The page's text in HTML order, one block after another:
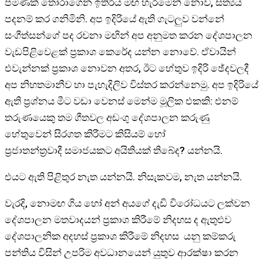
පදනම් කර ගනිමිනි. අප ඉදිරියේ ඇති ගැටලුව වන්නේ
සංගීත්සන්ගේ පද රචනා මඟින් අප අනුමත කරන දේශපාලන
වැඩපිළිවෙළක් ප්‍රකාශ කෙරේද යන්න නොවේ. ඒවායින්
එවැන්නක් ප්‍රකාශ නොවන අතර, ඊට හේතුව ඉදිරි ඡේදවලදී
අප නිහතමානීව හා පැහැදිලිව විස්තර කරන්නෙමු. අප ඉදිරියේ
ඇති ප්‍රශ්නය මීට වඩා වෙනස් මෙන්ම මූලික එකකි: එනම්
තරුණයෙකු තම ගීතවල අඩංගු දේශපාලන කරුණු
හේතුවෙන් සිරගත කිරීමට කිසියම් හෝ
ප්‍රජාතන්ත්‍රවාදී සමාජයකට අයිතියක් තිබේද? යන්නයි.
එයට ඇති පිළිතුර නැත යන්නයි. නිසැකවම, නැත යන්නයි.
වැරදි, නොමඟ ගිය හෝ අන් අයගේ දැඩි විරෝධයට ලක්වන
දේශපාලන මතවාදයන් ප්‍රකාශ කිරීමේ නිදහස ද ඇතුළුව
දේශපාලනික අදහස් ප්‍රකාශ කිරීමේ නිදහස යනු කම්කරු
පන්තිය විසින් උපරිම අවධානයෙන් යුතුව ආරක්ෂා කරන